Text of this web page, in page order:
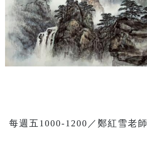
每週五1000-1200／鄭紅雪老師